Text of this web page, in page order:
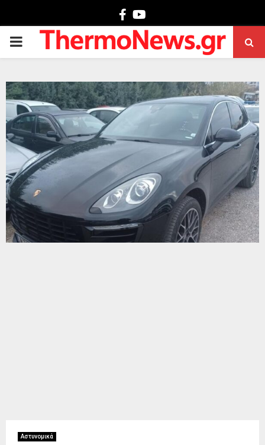
Facebook
PRIMARY
Αστυνομικά